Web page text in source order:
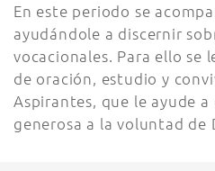
En este periodo se
ayudándole a discernir
vocacionales. Para ello se
de oración, estudio y
Aspirantes, que le ayude
generosa a la voluntad de